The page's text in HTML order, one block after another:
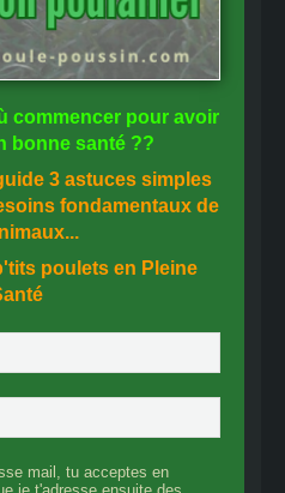
commencer pour avoir
bonne santé ??
3 astuces simples
fondamentaux de
poulets en Pleine
mail, tu acceptes en